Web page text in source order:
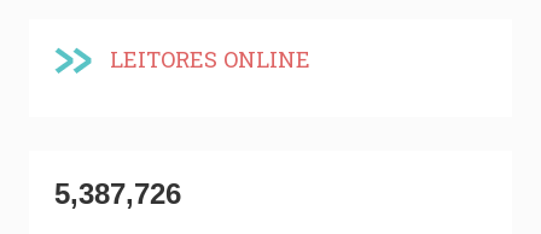
LEITORES ONLINE
5,387,726